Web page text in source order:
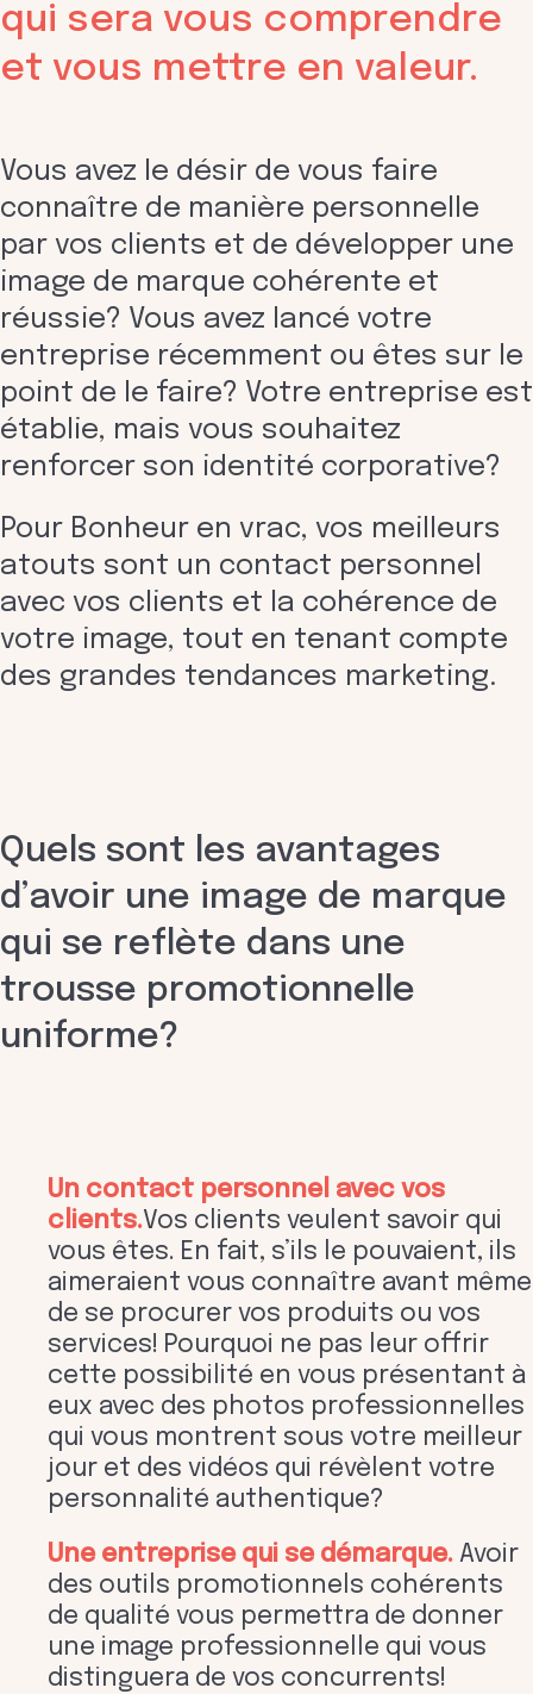
qui sera vous comprendre
et vous mettre en valeur.
Vous avez le désir de vous faire
connaître de manière personnelle
par vos clients et de développer une
image de marque cohérente et
réussie? Vous avez lancé votre
entreprise récemment ou êtes sur le
point de le faire? Votre entreprise est
établie, mais vous souhaitez
renforcer son identité corporative?
Pour Bonheur en vrac, vos meilleurs
atouts sont un contact personnel
avec vos clients et la cohérence de
votre image, tout en tenant compte
des grandes tendances marketing.
Quels sont les avantages
d’avoir une image de marque
qui se reflète dans une
trousse promotionnelle
uniforme?
Un contact personnel avec vos
clients.Vos clients veulent savoir qui
vous êtes. En fait, s’ils le pouvaient, ils
aimeraient vous connaître avant même
de se procurer vos produits ou vos
services! Pourquoi ne pas leur offrir
cette possibilité en vous présentant à
eux avec des photos professionnelles
qui vous montrent sous votre meilleur
jour et des vidéos qui révèlent votre
personnalité authentique?
Une entreprise qui se démarque. Avoir
des outils promotionnels cohérents
de qualité vous permettra de donner
une image professionnelle qui vous
distinguera de vos concurrents!